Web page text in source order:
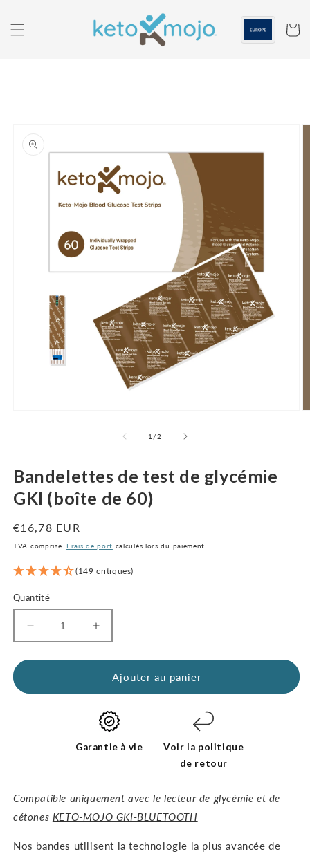
content
Panier
sur les
produits
fenêtre
1 /de
2
Bandelettes de test de glycémie
GKI (boîte de 60)
Prix
normal
€16,78 EUR
TVA comprise. Frais de port calculés lors du paiement.
(149 critiques)
Quantité
Réduire
la
quantité
60)
Augmenter
la
quantité
test
de
glucose
60)
Ajouter au panier
Garantie à vie
Voir la politique
de retour
Compatible uniquement avec le lecteur de glycémie et de
cétones KETO-MOJO GKI-BLUETOOTH
Nos bandes utilisent la technologie la plus avancée de